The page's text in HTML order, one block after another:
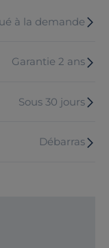
à la demande
Garantie 2 ans
Sous 30 jours
Débarras